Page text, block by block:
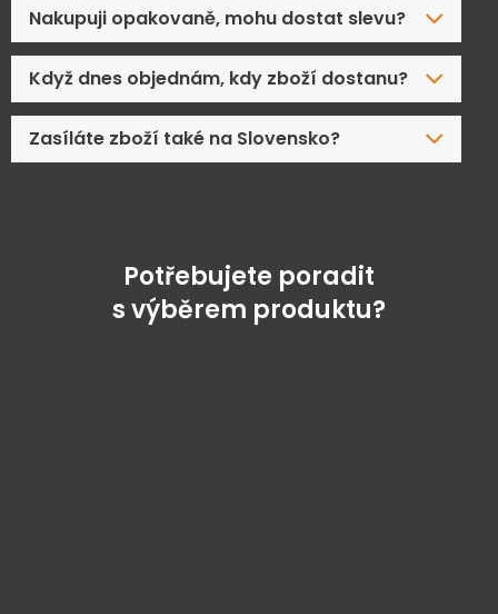
Nakupuji opakovaně, mohu dostat slevu?
Když dnes objednám, kdy zboží dostanu?
Zasíláte zboží také na Slovensko?
Potřebujete poradit
s výběrem produktu?